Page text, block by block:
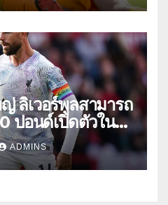
ลิเวอร์พูลสามารถ
ปอนด์เปิดตัวใน
แรกของฤดูร้อน
ADMINS